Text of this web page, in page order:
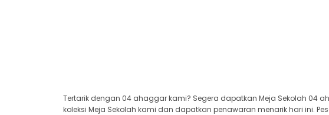
Tertarik dengan 04 ahaggar kami? Segera dapatkan Meja Sekolah 04
koleksi Meja Sekolah kami dan dapatkan penawaran menarik hari ini.